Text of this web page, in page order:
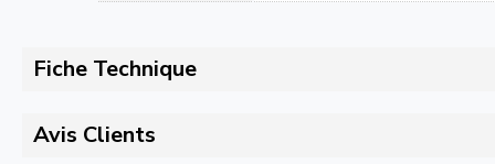
Fiche Technique
Avis Clients